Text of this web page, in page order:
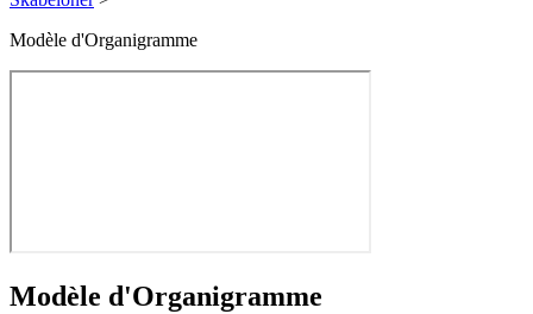
Modèle d'Organigramme
Modèle d'Organigramme